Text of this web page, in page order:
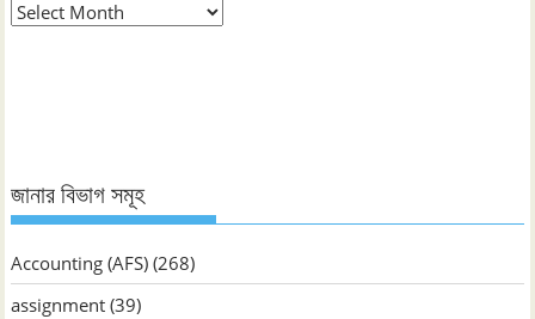
মাস
জানার বিভাগ সমূহ
Accounting (AFS) (268)
assignment (39)